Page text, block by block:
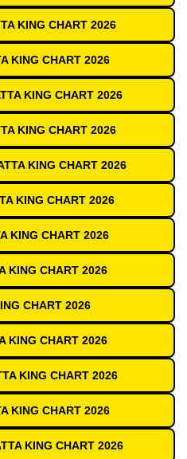
KING CHART 2026
KING CHART 2026
KING CHART 2026
KING CHART 2026
KING CHART 2026
KING CHART 2026
KING CHART 2026
KING CHART 2026
CHART 2026
KING CHART 2026
KING CHART 2026
KING CHART 2026
KING CHART 2026